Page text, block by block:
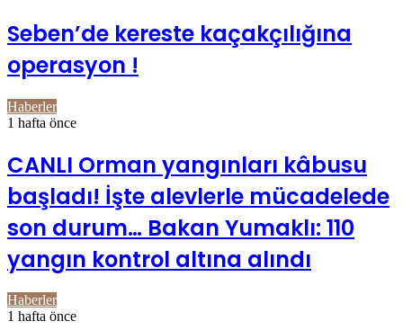
Seben’de kereste kaçakçılığına
operasyon !
Haberler
1 hafta önce
CANLI Orman yangınları kâbusu
başladı! İşte alevlerle mücadelede
son durum… Bakan Yumaklı: 110
yangın kontrol altına alındı
Haberler
1 hafta önce